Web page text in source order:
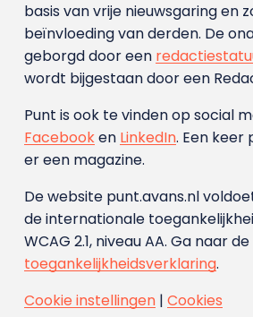
basis van vrije nieuwsgaring en
beïnvloeding van derden. De
geborgd door een
wordt bijgestaan door een
Punt is ook te vinden op social
Facebooken LinkedIn. Een keer
er een magazine.
De website punt.avans.nl
de internationale
WCAG 2.1, niveau AA. Ga naar de
toegankelijkheidsverklaring.
Cookie instellingen| Cookies